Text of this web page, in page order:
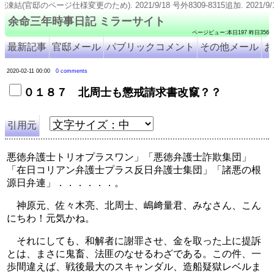
余命三年時事日記 ミラーサイト
ページビュー:本日197 昨日356
最新記事 官邸メール パブリックコメント その他メール
2020-02-11 00:00 0 comments
０１８７ 北周士も懲戒請求書改竄？？
引用元
悪徳弁護士トリオプラスワン」「悪徳弁護士詐欺集団」
「在日コリアン弁護士プラス反日弁護士集団」「諸悪の根
源日弁連」．．．．．．。
神原元、佐々木亮、北周士、嶋﨑量君、みなさん、こん
にちわ！元気かね。
それにしても、和解者に謝罪させ、金を取った上に提訴
とは、まさに鬼畜、法匪のなせるわざである。この件、一
歩間違えば、戦後最大のスキャンダル、造船疑獄レベルま
ージ仕様変更のため). 2021/9/18 号外8309-8315追加. 2021/9/11 号外